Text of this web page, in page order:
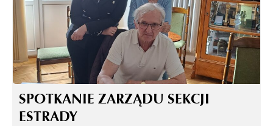
SPOTKANIE ZARZĄDU SEKCJI
ESTRADY